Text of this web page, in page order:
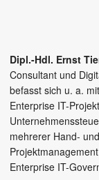
Dipl.-Hdl. Ernst
Consultant und
befasst sich u. a.
Enterprise IT-
mehrerer Hand-
Enterprise IT-